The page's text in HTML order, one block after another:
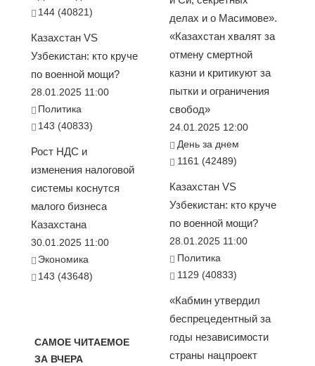
144 (40821)
Казахстан VS
Узбекистан: кто круче
по военной мощи?
28.01.2025 11:00
Политика
143 (40833)
Рост НДС и
изменения налоговой
системы коснутся
малого бизнеса
Казахстана
30.01.2025 11:00
Экономика
143 (43648)
САМОЕ ЧИТАЕМОЕ
ЗА ВЧЕРА
делах и о Масимове».
«Казахстан хвалят за
отмену смертной
казни и критикуют за
пытки и ограничения
свобод»
24.01.2025 12:00
День за днем
1161 (42489)
Казахстан VS
Узбекистан: кто круче
по военной мощи?
28.01.2025 11:00
Политика
1129 (40833)
«Кабмин утвердил
беспрецедентный за
годы независимости
страны нацпроект